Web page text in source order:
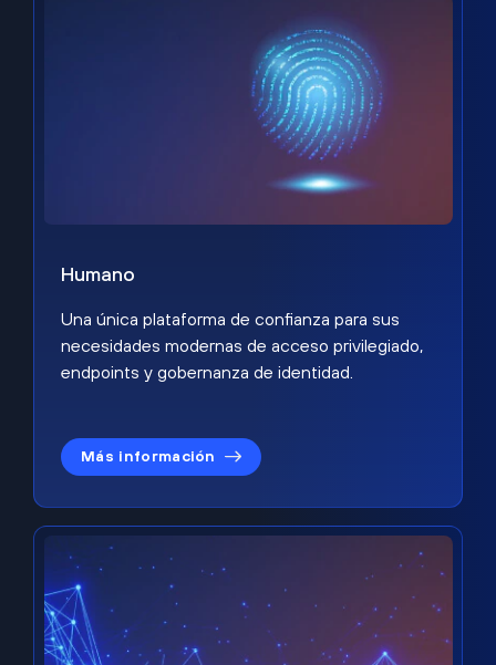
Humano
Una única plataforma de confianza para sus
necesidades modernas de acceso privilegiado,
endpoints y gobernanza de identidad.
Más información